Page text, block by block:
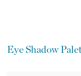
Eye Shadow